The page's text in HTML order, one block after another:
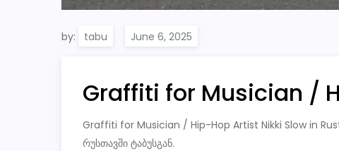
by: tabu
Graffiti for Musician /
Graffiti for Musician / Hip-Hop Artist Nikki Slow in
რუსთავში ტაბუსგან.